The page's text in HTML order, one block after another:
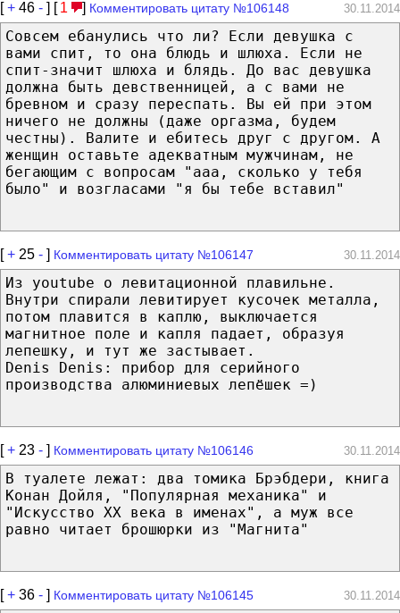
[+ 46 - ] [ 1 ] Комментировать цитату №106148 30.11.2014
Совсем ебанулись что ли? Если девушка с
вами спит, то она блюдь и шлюха. Если не
спит-значит шлюха и блядь. До вас девушка
должна быть девственницей, а с вами не
бревном и сразу переспать. Вы ей при этом
ничего не должны (даже оргазма, будем
честны). Валите и ебитесь друг с другом. А
женщин оставьте адекватным мужчинам, не
бегающим с вопросам "ааа, сколько у тебя
было" и возгласами "я бы тебе вставил"
[+ 25 - ] Комментировать цитату №106147 30.11.2014
Из youtube о левитационной плавильне.
Внутри спирали левитирует кусочек металла,
потом плавится в каплю, выключается
магнитное поле и капля падает, образуя
лепешку, и тут же застывает.
Denis Denis: прибор для серийного
производства алюминиевых лепёшек =)
[+ 23 - ] Комментировать цитату №106146 30.11.2014
В туалете лежат: два томика Брэбдери, книга
Конан Дойля, "Популярная механика" и
"Искусство XX века в именах", а муж все
равно читает брошюрки из "Магнита"
[+ 36 - ] Комментировать цитату №106145 30.11.2014